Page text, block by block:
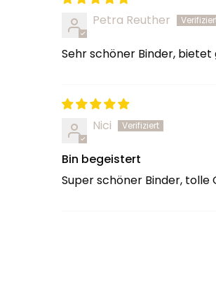
Petra Reuther
Sehr schöner Binder,
Nici
Bin begeistert
Super schöner Binder,